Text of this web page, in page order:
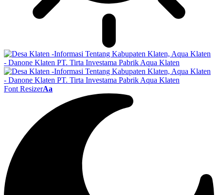
Font ResizerAa